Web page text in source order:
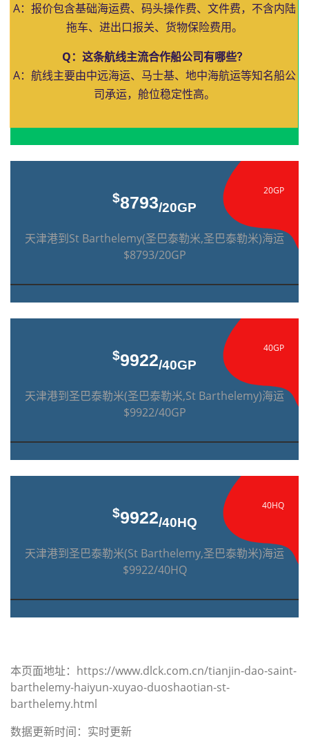
A：报价包含基础海运费、码头操作费、文件费，不含内陆
拖车、进出口报关、货物保险费用。
Q：这条航线主流合作船公司有哪些？
A：航线主要由中远海运、马士基、地中海航运等知名船公
司承运，舱位稳定性高。
20GP
$8793/20GP
天津港到St Barthelemy(圣巴泰勒米,圣巴泰勒米)海运
$8793/20GP
40GP
$9922/40GP
天津港到圣巴泰勒米(圣巴泰勒米,St Barthelemy)海运
$9922/40GP
40HQ
$9922/40HQ
天津港到圣巴泰勒米(St Barthelemy,圣巴泰勒米)海运
$9922/40HQ
本页面地址：https://www.dlck.com.cn/tianjin-dao-saint-
barthelemy-haiyun-xuyao-duoshaotian-st-
barthelemy.html
数据更新时间：实时更新